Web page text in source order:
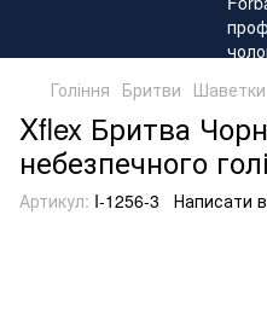
Гоління Бритви Шаветки
Xflex Бритва
небезпечного
Артикул: I-1256-3 Написати